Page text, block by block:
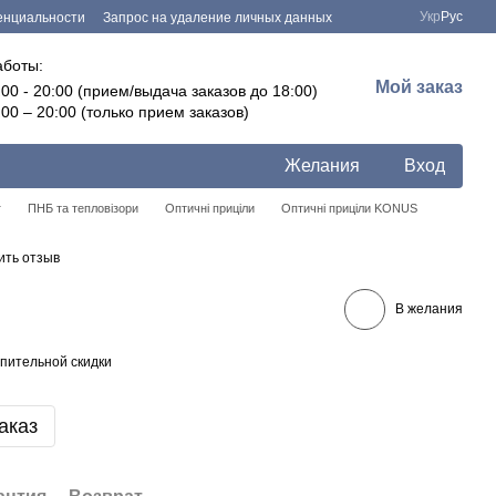
Запрос на удаление личных данных
Укр Рус
- 20:00 (прием/выдача заказов до 18:00)
– 20:00 (только прием заказов)
Мой заказ
Желания Вход
ПНБ та тепловізори Оптичні приціли Оптичні приціли KONUS
отзыв
В желания
скидки